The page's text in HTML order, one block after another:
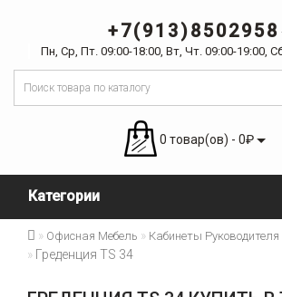
+7(913)8502958
Пн, Ср, Пт. 09:00-18:00, Вт, Чт. 09:00-19:00,
0 товар(ов) - 0₽
Категории
Офисная Мебель Кабинеты Руководителя
Греденция TS 34